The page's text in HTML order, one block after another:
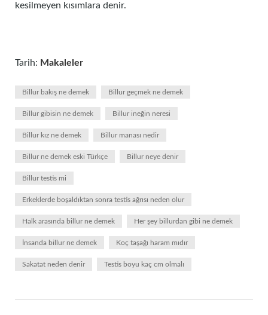
kesilmeyen kısımlara denir.
Tarih: Makaleler
Billur bakış ne demek Billur geçmek ne demek
Billur gibisin ne demek Billur ineğin neresi
Billur kız ne demek Billur manası nedir
Billur ne demek eski Türkçe Billur neye denir
Billur testis mi
Erkeklerde boşaldıktan sonra testis ağrısı neden olur
Halk arasında billur ne demek Her şey billurdan gibi ne demek
İnsanda billur ne demek Koç taşağı haram mıdır
Sakatat neden denir Testis boyu kaç cm olmalı